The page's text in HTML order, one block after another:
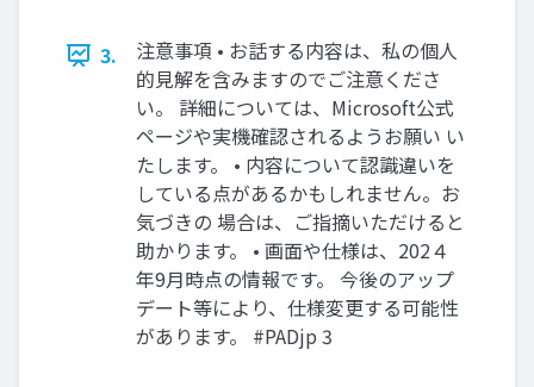
3.
注意事項 • お話する内容は、私の個人
的見解を含みますのでご注意くださ
い。 詳細については、Microsoft公式
ページや実機確認されるようお願い い
たします。 • 内容について認識違いを
している点があるかもしれません。お
気づきの 場合は、ご指摘いただけると
助かります。 • 画面や仕様は、202４
年9月時点の情報です。 今後のアップ
デート等により、仕様変更する可能性
があります。 #PADjp 3